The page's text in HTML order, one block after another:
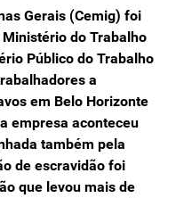
Gerais (Cemig) foi
do Trabalho
Público do Trabalho
a
em Belo Horizonte
empresa aconteceu
também pela
de escravidão foi
que levou mais de